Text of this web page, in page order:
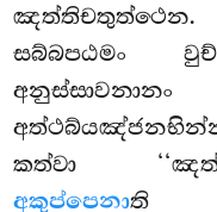
සබ්බපඨමං
අනුස්සාවනානං
කත්වා
අකුප්පෙනාති